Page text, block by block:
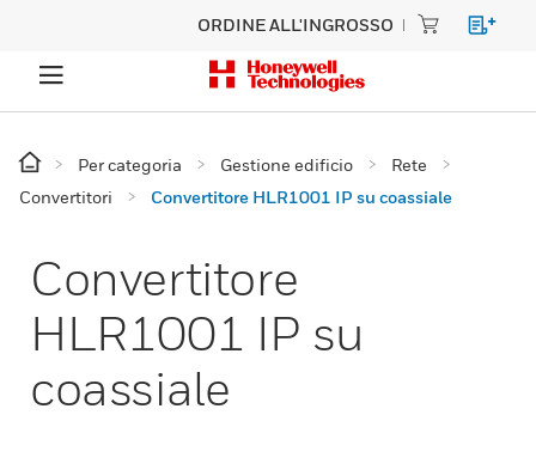
ORDINE ALL'INGROSSO
Per categoria Gestione edificio
Rete
Convertitori
Convertitore HLR1001 IP su coassiale
Convertitore
HLR1001 IP su
coassiale